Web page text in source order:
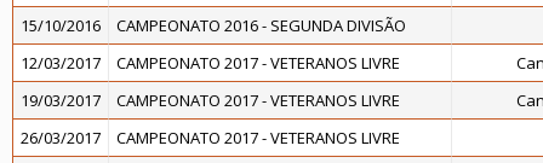
15/10/2016
CAMPEONATO 2016 - SEGUNDA DIVISÃO
12/03/2017
CAMPEONATO 2017 - VETERANOS LIVRE
19/03/2017
CAMPEONATO 2017 - VETERANOS LIVRE
26/03/2017
CAMPEONATO 2017 - VETERANOS LIVRE